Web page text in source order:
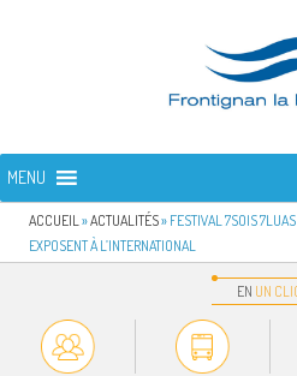
FRONTIGNAN LA
MENU
ACCUEIL »ACTUALITÉS» FESTIVAL 7SOIS
EXPOSENT À L’INTERNATIONAL
EN UN